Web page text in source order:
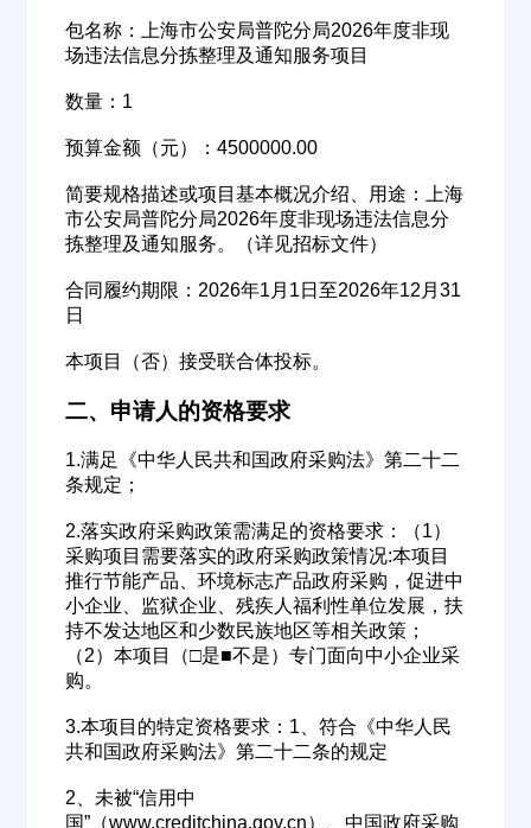
包名称：上海市公安局普陀分局2026年度非现
场违法信息分拣整理及通知服务项目
数量：1
预算金额（元）：4500000.00
简要规格描述或项目基本概况介绍、用途：上海
市公安局普陀分局2026年度非现场违法信息分
拣整理及通知服务。（详见招标文件）
合同履约期限：2026年1月1日至2026年12月31
日
本项目（否）接受联合体投标。
二、申请人的资格要求
1.满足《中华人民共和国政府采购法》第二十二
条规定；
2.落实政府采购政策需满足的资格要求：（1）
采购项目需要落实的政府采购政策情况:本项目
推行节能产品、环境标志产品政府采购，促进中
小企业、监狱企业、残疾人福利性单位发展，扶
持不发达地区和少数民族地区等相关政策；
（2）本项目（□是■不是）专门面向中小企业采
购。
3.本项目的特定资格要求：1、符合《中华人民
共和国政府采购法》第二十二条的规定
2、未被“信用中
国”（www.creditchina.gov.cn）、中国政府采购
欢迎入驻供应商